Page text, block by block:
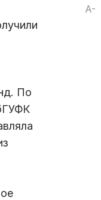
A-
По